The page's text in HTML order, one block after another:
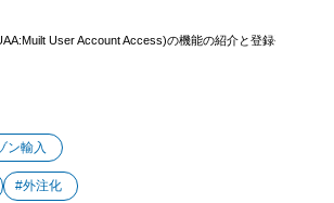
User Account Access)の機能の紹介と登録手順［完
ン輸入
#外注化